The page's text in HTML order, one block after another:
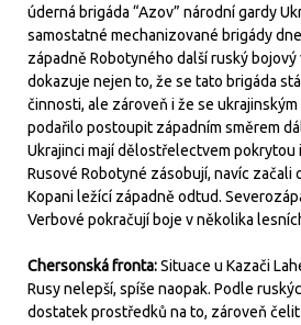
úderná brigáda “Azov” národní gardy
samostatné mechanizované brigády
západně Robotyného další ruský
dokazuje nejen to, že se tato brigáda
činnosti, ale zároveň i že se
podařilo postoupit západním směrem
Ukrajinci mají dělostřelectvem pokrytou
Rusové Robotyné zásobují, navíc začali
Kopani ležící západně odtud.
Verbové pokračují boje v několika
Chersonská fronta:Situace u Kazači
Rusy nelepší, spíše naopak. Podle
dostatek prostředků na to, zároveň